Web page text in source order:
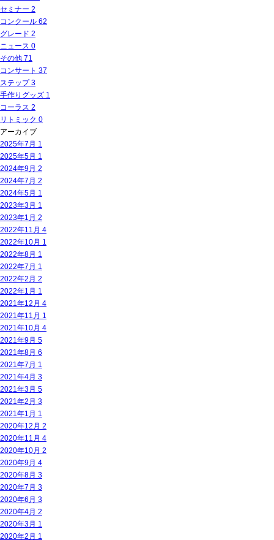
セミナー 2
コンクール 62
グレード 2
ニュース 0
その他 71
コンサート 37
ステップ3
手作りグッズ 1
コーラス 2
リトミック 0
アーカイブ
2025年7月 1
2025年5月 1
2024年9月 2
2024年7月 2
2024年5月 1
2023年3月 1
2023年1月 2
2022年11月 4
2022年10月 1
2022年8月 1
2022年7月 1
2022年2月 2
2022年1月 1
2021年12月 4
2021年11月 1
2021年10月 4
2021年9月 5
2021年8月 6
2021年7月 1
2021年4月 3
2021年3月 5
2021年2月 3
2021年1月 1
2020年12月 2
2020年11月 4
2020年10月 2
2020年9月 4
2020年8月 3
2020年7月 3
2020年6月 3
2020年4月 2
2020年3月 1
2020年2月 1